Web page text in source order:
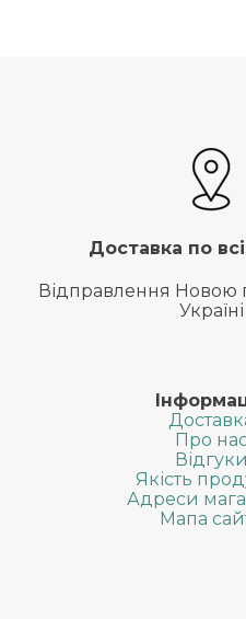
Доставка по
Відправлення Новою
Україні
Про
Відгуки
Якість
Адреси
Мапа